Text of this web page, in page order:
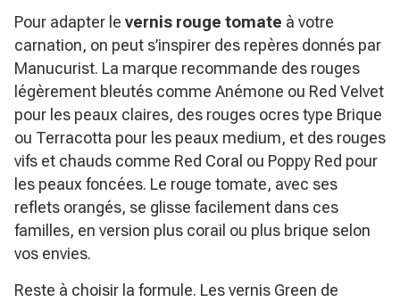
Pour adapter le vernis rouge tomate à votre
carnation, on peut s’inspirer des repères donnés par
Manucurist. La marque recommande des rouges
légèrement bleutés comme Anémone ou Red Velvet
pour les peaux claires, des rouges ocres type Brique
ou Terracotta pour les peaux medium, et des rouges
vifs et chauds comme Red Coral ou Poppy Red pour
les peaux foncées. Le rouge tomate, avec ses
reflets orangés, se glisse facilement dans ces
familles, en version plus corail ou plus brique selon
vos envies.
Reste à choisir la formule. Les vernis Green de